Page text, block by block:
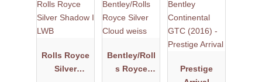
Rolls Royce
Silver
Bentley/Roll
s Royce
Prestige